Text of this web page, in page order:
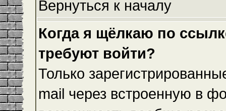
Вернуться к началу
Когда я щёлкаю по
требуют войти?
Только
mail через встроенную в